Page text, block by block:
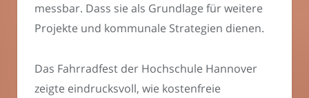
messbar. Dass sie als Grundlage für weitere
Projekte und kommunale Strategien dienen.
Das Fahrradfest der Hochschule Hannover
zeigte eindrucksvoll, wie kostenfreie